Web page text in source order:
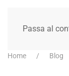
Passa al
Home Blog